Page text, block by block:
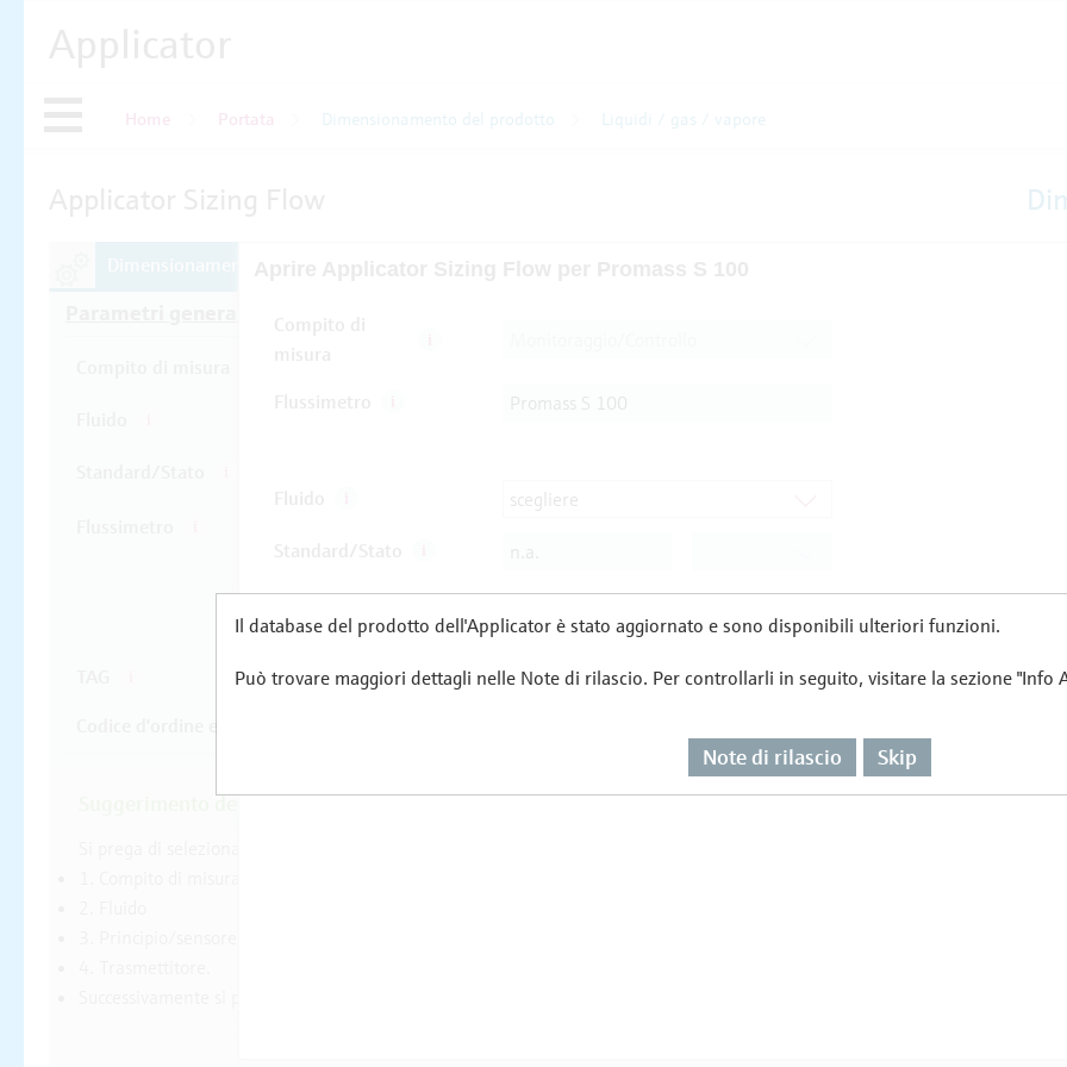
Home Portata Dimensionamento del prodotto Liquidi / gas / vapore
Il database del prodotto dell'Applicator è stato aggiornato e sono disponibili ulteriori funzioni.
Può trovare maggiori dettagli nelle Note di rilascio. Per controllarli in seguito, visitare la sezione "Info
Note di rilascio Skip